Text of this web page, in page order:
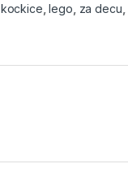
kockice ,lego za decu